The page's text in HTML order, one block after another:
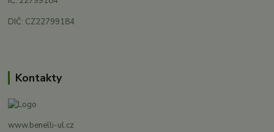
DIČ: CZ22799184
Kontakty
www.benelli-ul.cz